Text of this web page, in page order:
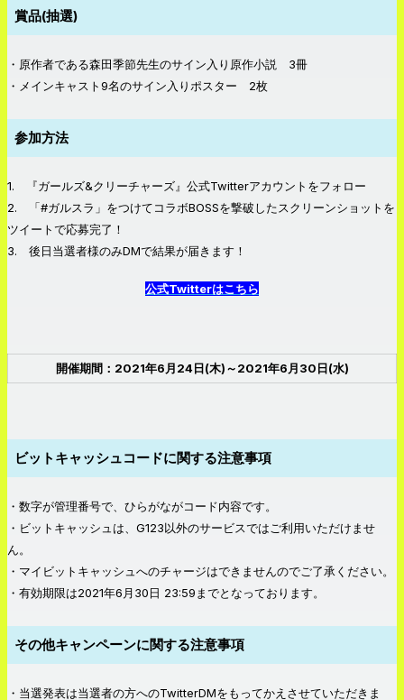
賞品(抽選)
・原作者である森田季節先生のサイン入り原作小説 3冊
・メインキャスト9名のサイン入りポスター 2枚
参加方法
1. 『ガールズ&クリーチャーズ』公式Twitterアカウントをフォロー
2. 「#ガルスラ」をつけてコラボBOSSを撃破したスクリーンショットを
ツイートで応募完了！
3. 後日当選者様のみDMで結果が届きます！
公式Twitterはこちら
開催期間：2021年6月24日(木)～2021年6月30日(水)
ビットキャッシュコードに関する注意事項
・数字が管理番号で、ひらがながコード内容です。
・ビットキャッシュは、G123以外のサービスではご利用いただけませ
ん。
・マイビットキャッシュへのチャージはできませんのでご了承ください。
・有効期限は2021年6月30日 23:59までとなっております。
その他キャンペーンに関する注意事項
・当選発表は当選者の方へのTwitterDMをもってかえさせていただきま